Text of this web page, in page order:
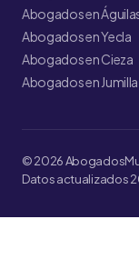
Abogados en
Abogados en Yecla
Abogados en Cieza
Abogados en Jumilla
© 2026
Datos actualizados